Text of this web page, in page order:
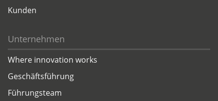
Kunden
Unternehmen
Where innovation works
Geschäftsführung
Führungsteam